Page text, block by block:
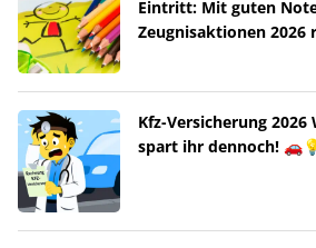
Eintritt: Mit guten
Zeugnisaktionen
Kfz-Versicherung 2026
spart ihr dennoch!